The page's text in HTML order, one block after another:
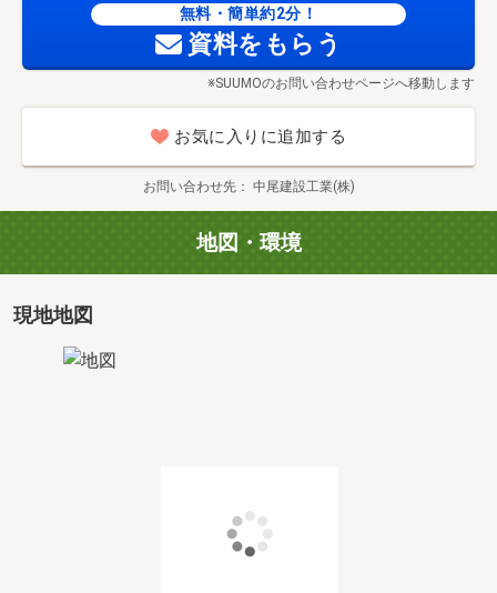
無料・簡単約2分！
資料をもらう
※SUUMOのお問い合わせページへ移動します
お気に入りに追加する
お問い合わせ先 中尾建設工業(株)
地図・環境
現地地図